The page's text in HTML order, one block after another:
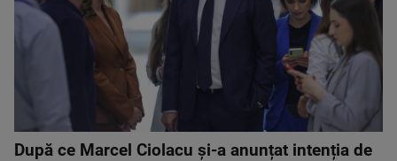
După ce Marcel Ciolacu și-a anunțat intenția de